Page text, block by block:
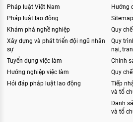
Pháp luật Việt Nam
Pháp luật lao động
Khám phá nghề nghiệp
Xây dựng và phát triển đội ngũ nhân
sự
Tuyển dụng việc làm
Hướng nghiệp việc làm
Hỏi đáp pháp luật lao động
Hướng
Sitemap
Quy
Quy
nại,
Chính
Quy
Tiếp
và tổ
Danh
và tổ